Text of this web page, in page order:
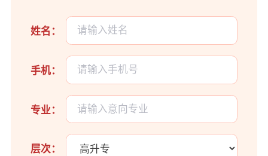
姓名：
手机：
专业：
层次：